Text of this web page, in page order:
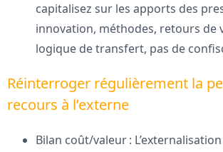
capitalisez sur les apports des
innovation, méthodes, retours de
logique de transfert, pas de
Réinterroger régulièrement la
recours à l’externe
Bilan coût/valeur :